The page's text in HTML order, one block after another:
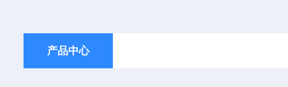
产品中心